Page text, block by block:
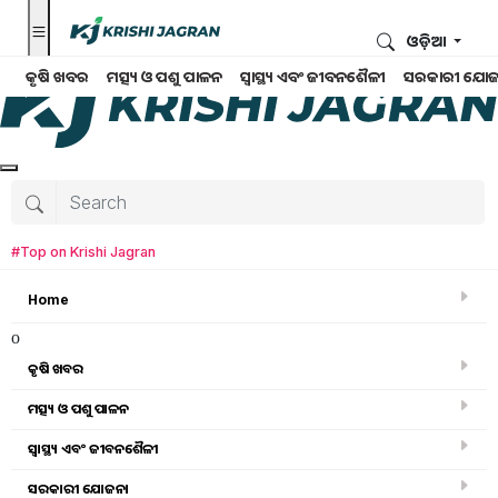
କୃଷି ଖବର ମତ୍ସ୍ୟ ଓ ପଶୁ ପାଳନ ସ୍ୱାସ୍ଥ୍ୟ ଏବଂ ଜୀବନଶୈଳୀ ସରକାରୀ
ଓଡ଼ିଆ
#Top on Krishi Jagran
Home
o
କୃଷି ଖବର
ମତ୍ସ୍ୟ ଓ ପଶୁ ପାଳନ
ସ୍ୱାସ୍ଥ୍ୟ ଏବଂ ଜୀବନଶୈଳୀ
ସରକାରୀ ଯୋଜନା
କୃଷି ଉପକରଣ